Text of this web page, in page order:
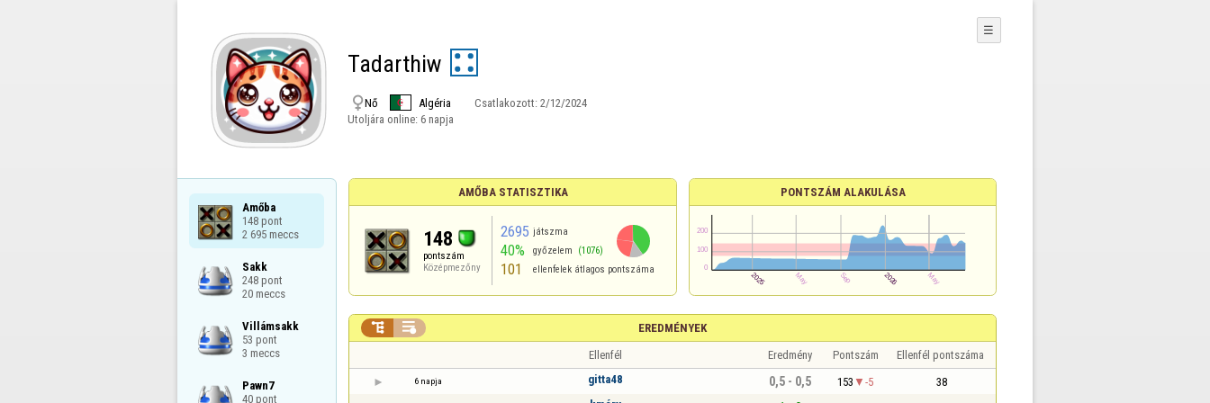
Tadarthiw
Nő Algéria Csatlakozott: 2/12/2024
Utoljára online: 6 napja
☰
Amőba
148 pont
2 695 meccs
Sakk
248 pont
20 meccs
Villámsakk
53 pont
3 meccs
Pawn7
40 pont
AMŐBA STATISZTIKA
148
pontszám
Középmezőny
2695 játszma
40% győzelem (1076)
101 ellenfelek átlagos pontszáma
PONTSZÁM ALAKULÁSA
EREDMÉNYEK
 
Ellenfél Eredmény Pontszám Ellenfél pontszáma
6 napja gitta48 0,5 - 0,5 153 -5 38